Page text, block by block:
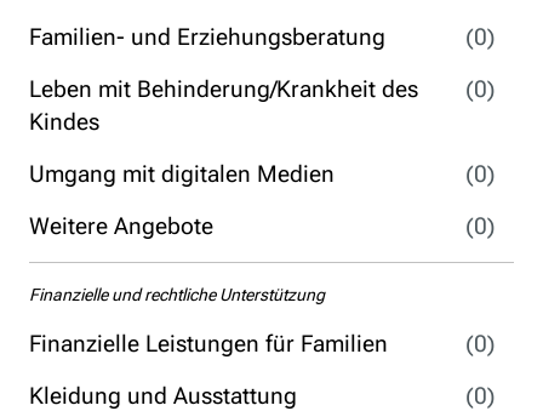
Familien- und Erziehungsberatung
(0)
Leben mit Behinderung/Krankheit des
Kindes
(0)
Umgang mit digitalen Medien
(0)
Weitere Angebote
(0)
Finanzielle und rechtliche Unterstützung
Finanzielle Leistungen für Familien
(0)
Kleidung und Ausstattung
(0)